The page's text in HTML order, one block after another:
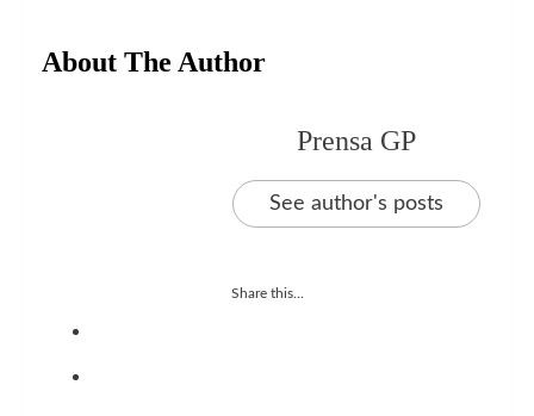
About The Author
Prensa GP
See author's posts
Share this...